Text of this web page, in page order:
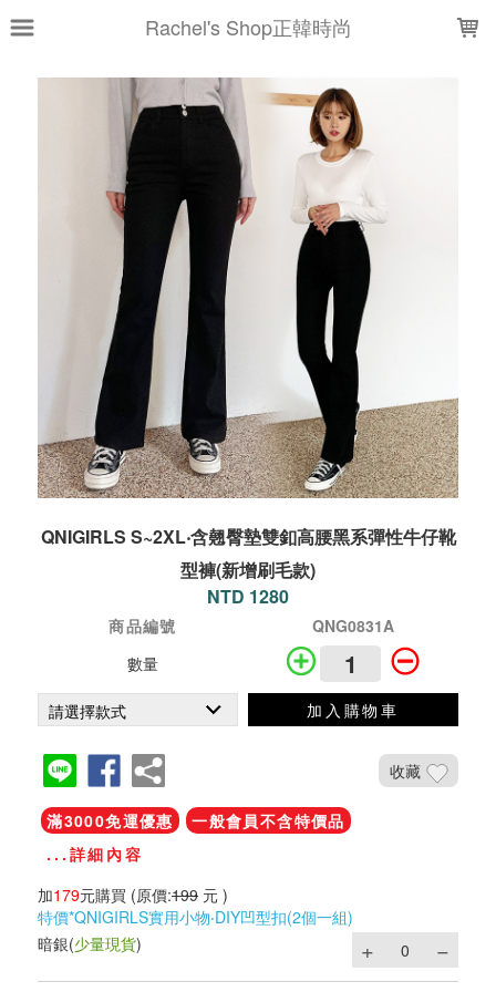
Rachel's Shop正韓時尚
QNIGIRLS S~2XL‧含翹臀墊雙釦高腰黑系彈性牛仔靴
型褲(新增刷毛款)
NTD 1280
商品編號
QNG0831A
數量
加入購物車
收藏
滿3000免運優惠
一般會員不含特價品
...詳細內容
加179元購買 (原價:199 元 )
特價*QNIGIRLS實用小物‧DIY凹型扣(2個一組)
暗銀(少量現貨)